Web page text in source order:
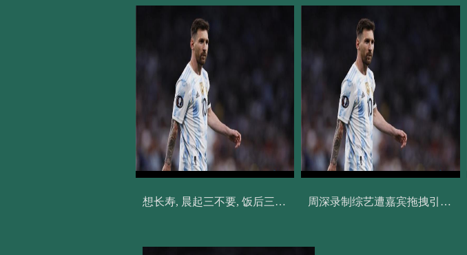
想长寿, 晨起三不要, 饭后三不急, 睡前三不宜! 周深录制综艺遭嘉宾拖拽引争议 回应：目前身体无大碍